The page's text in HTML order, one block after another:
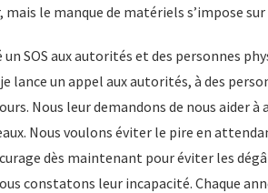
le manque de matériels s’impose
SOS aux autorités et des personnes
lance un appel aux autorités, à des
Nous leur demandons de nous aider
Nous voulons éviter le pire en
dès maintenant pour éviter les
constatons leur incapacité. Chaque